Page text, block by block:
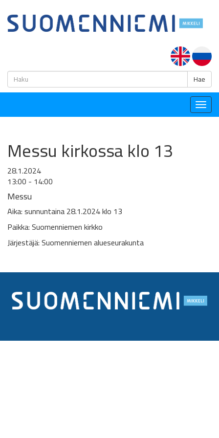
Hae
Messu kirkossa klo 13
28.1.2024
13:00 - 14:00
Messu
Aika: sunnuntaina 28.1.2024 klo 13
Paikka: Suomenniemen kirkko
Järjestäjä: Suomenniemen alueseurakunta